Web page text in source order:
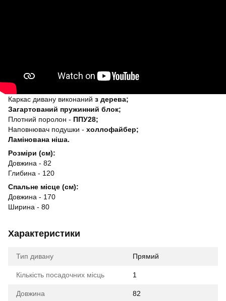
Каркас дивану виконаний з дерева;
Загартований пружинний блок;
Плотний поролон - ППУ28;
Наповнювач подушки - холлофайбер;
Ламінована ніша.
Розміри (см):
Довжина - 82
Глибина - 120
Спальне місце (см):
Довжина - 170
Ширина - 80
Характеристики
Тип дивану Прямий
Кількість посадочних місць 1
Довжина 82